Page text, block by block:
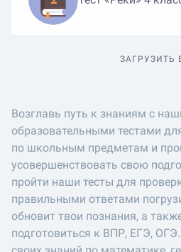
ЗАГРУЗИТЬ
Возглавь путь к знаниям с
образовательными тестами
по школьным предметам и
усовершенствовать свою
пройти наши тесты для
правильными ответами
обновит твои познания, а
подготовиться к ВПР, ЕГЭ,